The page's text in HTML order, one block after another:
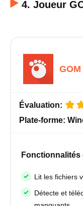
4. Joueur
Évaluation:
Plate-forme:
Fonctionnalités
Lit les fichiers
Détecte et